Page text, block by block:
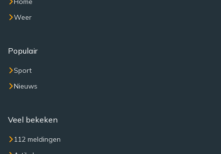
Weer
Populair
Sport
Nieuws
Veel bekeken
112 meldingen